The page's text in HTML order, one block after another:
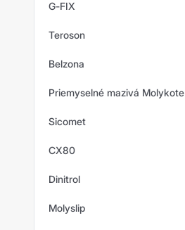
G-FIX
Teroson
Belzona
Opravárenské kovy
Elastoméry
Membrány
Magmy
Náterové materiály
Priemyselné mazivá Molykote
Tuky Molykote
Oleje Molykote
Povlakování Molykote
Pasty Molykote
Sicomet
CX80
Dinitrol
Molyslip